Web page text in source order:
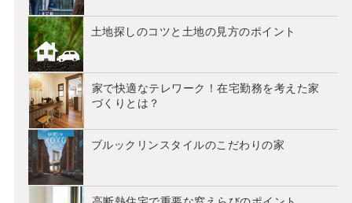
土地探しのコツと土地の見方のポイント
家で快適なテレワーク！在宅勤務を考えた家
づくりとは？
ブルックリンスタイルのこだわりの家